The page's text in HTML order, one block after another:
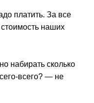
платить. За все
наших
набирать сколько
всего? — не